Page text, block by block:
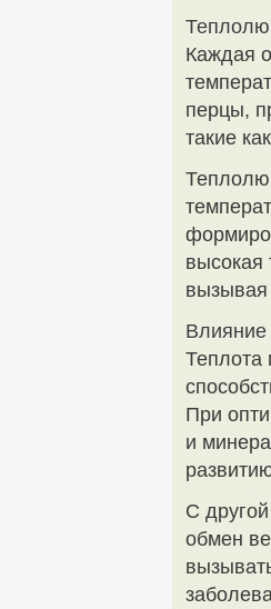
Каждая
перцы,
такие
высокая
вызывая
Влияние
Теплота
При
и
С
обмен